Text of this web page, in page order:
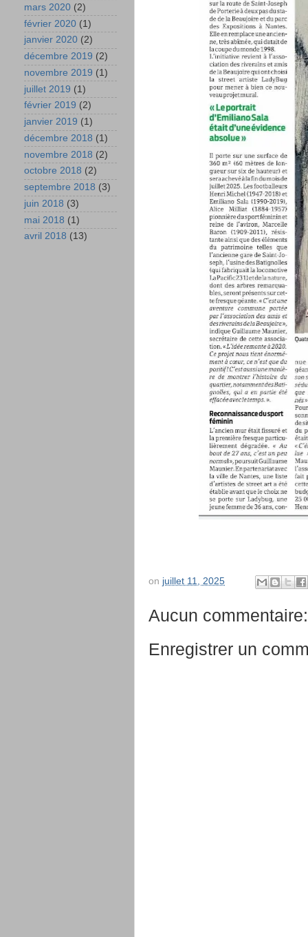
on juillet 11, 2025
Aucun commentaire:
Enregistrer un
mars 2020 (2)
février 2020 (1)
janvier 2020 (2)
décembre 2019 (2)
novembre 2019 (1)
juillet 2019 (1)
février 2019 (2)
janvier 2019 (1)
décembre 2018 (1)
novembre 2018 (2)
octobre 2018 (2)
septembre 2018 (3)
juin 2018 (3)
mai 2018 (1)
avril 2018 (13)